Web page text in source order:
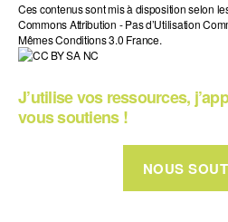
Ces contenus sont mis à disposition selon
Commons Attribution - Pas d’Utilisation
Mêmes Conditions 3.0 France.
J’utilise vos ressources,
vous soutiens !
NOUS